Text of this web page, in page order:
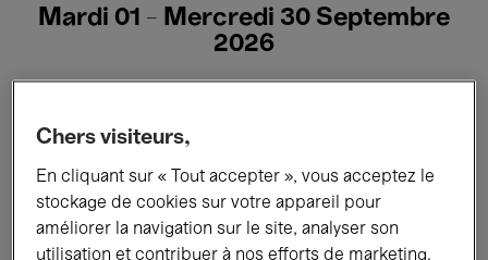
Mardi 01 - Mercredi 30 Septembre
2026
Tous les événements Concerts
Expositions Films Performances
Chers visiteurs,
En cliquant sur « Tout accepter », vous acceptez le
stockage de cookies sur votre appareil pour
améliorer la navigation sur le site, analyser son
utilisation et contribuer à nos efforts de marketing.